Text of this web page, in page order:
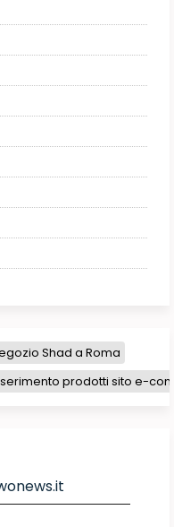
Shad a Roma
prodotti sito e-